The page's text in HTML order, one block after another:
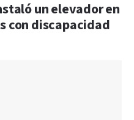
un elevador en
con discapacidad